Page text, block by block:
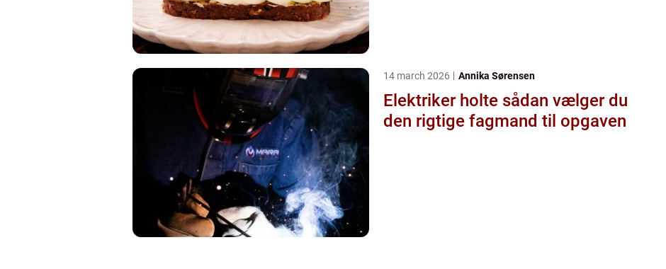
14 march 2026 Annika Sørensen
Elektriker holte sådan vælger du
den rigtige fagmand til opgaven